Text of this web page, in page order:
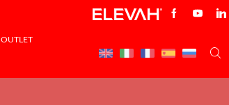
OUTLET